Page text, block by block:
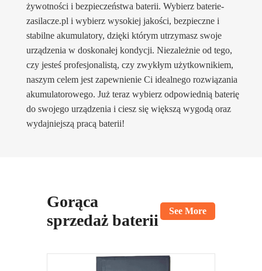
żywotności i bezpieczeństwa baterii. Wybierz baterie-
zasilacze.pl i wybierz wysokiej jakości, bezpieczne i
stabilne akumulatory, dzięki którym utrzymasz swoje
urządzenia w doskonałej kondycji. Niezależnie od tego,
czy jesteś profesjonalistą, czy zwykłym użytkownikiem,
naszym celem jest zapewnienie Ci idealnego rozwiązania
akumulatorowego. Już teraz wybierz odpowiednią baterię
do swojego urządzenia i ciesz się większą wygodą oraz
wydajniejszą pracą baterii!
Gorąca
sprzedaż baterii
See More